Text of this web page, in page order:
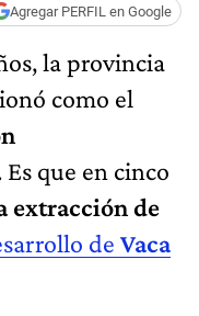
Agregar PERFIL en Google
la provincia
como el
Es que en cinco
extracción de
de Vaca